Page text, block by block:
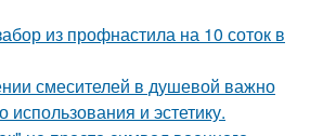
из профнастила на 10 соток в
смесителей в душевой важно
использования и эстетику.